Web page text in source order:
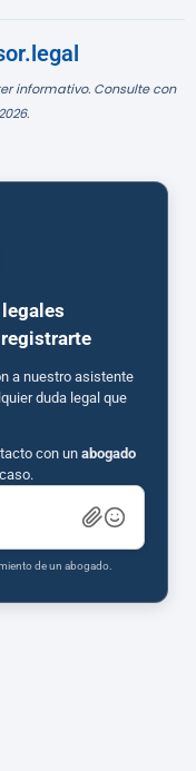
informativo. Consulte con
a nuestro asistente
duda legal que
con un abogado
de un abogado.